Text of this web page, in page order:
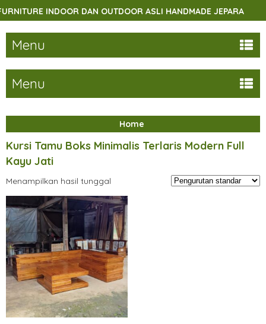
INDOOR DAN OUTDOOR ASLI HANDMADE JEPARA
Menu
Menu
Home
Kursi Tamu Boks Minimalis Terlaris Modern Full
Kayu Jati
Menampilkan hasil tunggal